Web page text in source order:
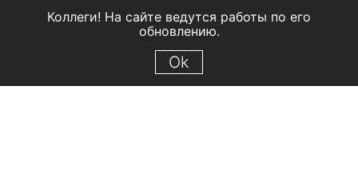
Коллеги! На сайте ведутся работы по его
обновлению.
Ok